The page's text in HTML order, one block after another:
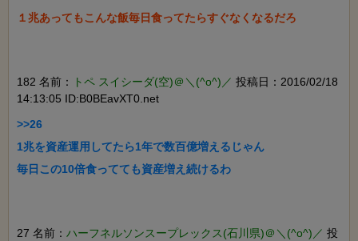
１兆あってもこんな飯毎日食ってたらすぐなくなるだろ
182 名前： トペ スイシーダ(空)＠＼(^o^)／ 投稿日：2016/02/18
14:13:05 ID:B0BEavXT0.net
>>26
1兆を資産運用してたら1年で数百億増えるじゃん
毎日この10倍食ってても資産増え続けるわ
27 名前： ハーフネルソンスープレックス(石川県)＠＼(^o^)／ 投